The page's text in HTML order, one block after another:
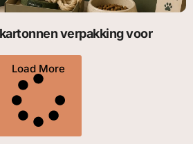
verpakking voor
Load More